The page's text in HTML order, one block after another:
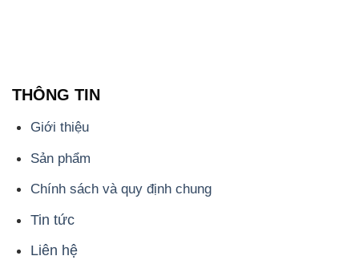
THÔNG TIN
Giới thiệu
Sản phẩm
Chính sách và quy định chung
Tin tức
Liên hệ